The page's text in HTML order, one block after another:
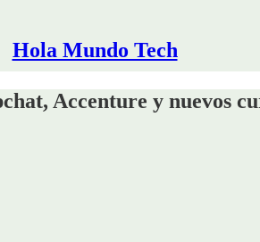
Hola Mundo Tech
Accenture y nuevos